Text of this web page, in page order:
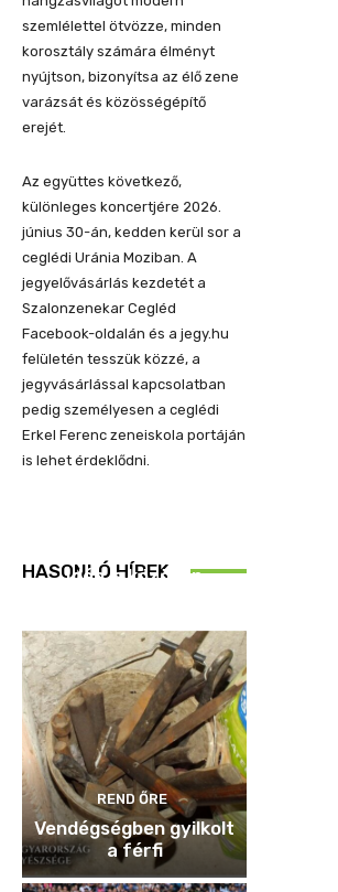
szemlélettel ötvözze, minden
korosztály számára élményt
nyújtson, bizonyítsa az élő zene
varázsát és közösségépítő
erejét.
Az együttes következő,
különleges koncertjére 2026.
június 30-án, kedden kerül sor a
ceglédi Uránia Moziban. A
jegyelővásárlás kezdetét a
Szalonzenekar Cegléd
Facebook-oldalán és a jegy.hu
felületén tesszük közzé, a
jegyvásárlással kapcsolatban
pedig személyesen a ceglédi
Erkel Ferenc zeneiskola portáján
is lehet érdeklődni.
HASONLÓ HÍREK
Idén is közösen
REND ŐRE
Vendégségben gyilkolt
a férfi